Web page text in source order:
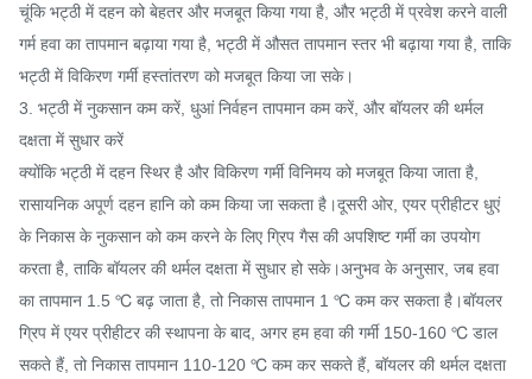
चूंकि भट्ठी में दहन को बेहतर और मजबूत किया गया है, और भट्ठी में प्रवेश करने वाली
गर्म हवा का तापमान बढ़ाया गया है, भट्ठी में औसत तापमान स्तर भी बढ़ाया गया है, ताकि
भट्ठी में विकिरण गर्मी हस्तांतरण को मजबूत किया जा सके।
3. भट्ठी में नुकसान कम करें, धुआं निर्वहन तापमान कम करें, और बॉयलर की थर्मल
दक्षता में सुधार करें
क्योंकि भट्ठी में दहन स्थिर है और विकिरण गर्मी विनिमय को मजबूत किया जाता है,
रासायनिक अपूर्ण दहन हानि को कम किया जा सकता है।दूसरी ओर, एयर प्रीहीटर धुएं
के निकास के नुकसान को कम करने के लिए ग्रिप गैस की अपशिष्ट गर्मी का उपयोग
करता है, ताकि बॉयलर की थर्मल दक्षता में सुधार हो सके।अनुभव के अनुसार, जब हवा
का तापमान 1.5 ℃ बढ़ जाता है, तो निकास तापमान 1 ℃ कम कर सकता है।बॉयलर
ग्रिप में एयर प्रीहीटर की स्थापना के बाद, अगर हम हवा की गर्मी 150-160 ℃ डाल
सकते हैं, तो निकास तापमान 110-120 ℃ कम कर सकते हैं, बॉयलर की थर्मल दक्षता